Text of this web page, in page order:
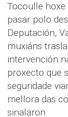
Tocoulle
pasar polo
Deputación,
muxiáns
intervención
proxecto que
seguridade
mellora das
sinalaron.